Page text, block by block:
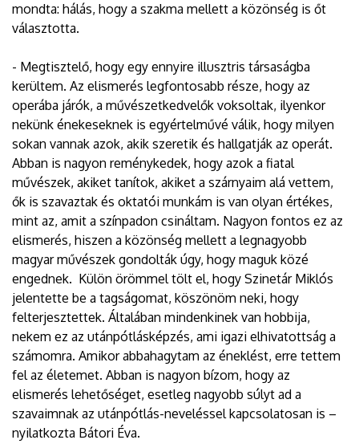
mondta: hálás, hogy a szakma mellett a közönség is őt
választotta.
- Megtisztelő, hogy egy ennyire illusztris társaságba
kerültem. Az elismerés legfontosabb része, hogy az
operába járók, a művészetkedvelők voksoltak, ilyenkor
nekünk énekeseknek is egyértelművé válik, hogy milyen
sokan vannak azok, akik szeretik és hallgatják az operát.
Abban is nagyon reménykedek, hogy azok a fiatal
művészek, akiket tanítok, akiket a szárnyaim alá vettem,
ők is szavaztak és oktatói munkám is van olyan értékes,
mint az, amit a színpadon csináltam. Nagyon fontos ez az
elismerés, hiszen a közönség mellett a legnagyobb
magyar művészek gondolták úgy, hogy maguk közé
engednek. Külön örömmel tölt el, hogy Szinetár Miklós
jelentette be a tagságomat, köszönöm neki, hogy
felterjesztettek. Általában mindenkinek van hobbija,
nekem ez az utánpótlásképzés, ami igazi elhivatottság a
számomra. Amikor abbahagytam az éneklést, erre tettem
fel az életemet. Abban is nagyon bízom, hogy az
elismerés lehetőséget, esetleg nagyobb súlyt ad a
szavaimnak az utánpótlás-neveléssel kapcsolatosan is –
nyilatkozta Bátori Éva.